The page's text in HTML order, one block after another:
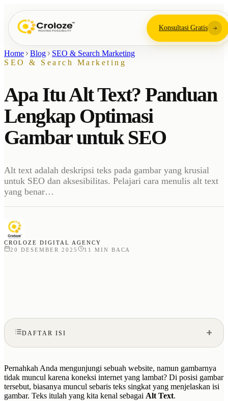
Konsultasi Gratis
Home Blog
SEO & Search Marketing
SEO & Search Marketing
Apa Itu Alt Text? Panduan
Lengkap Optimasi
Gambar untuk SEO
Alt text adalah deskripsi teks pada gambar yang krusial
untuk SEO dan aksesibilitas. Pelajari cara menulis alt text
yang benar…
CROLOZE DIGITAL AGENCY
20 DESEMBER 2025
11 MIN BACA
DAFTAR ISI
Pernahkah Anda mengunjungi sebuah website, namun gambarnya
tidak muncul karena koneksi internet yang lambat? Di posisi gambar
tersebut, biasanya muncul sebaris teks singkat yang menjelaskan isi
gambar. Teks itulah yang kita kenal sebagai Alt Text.